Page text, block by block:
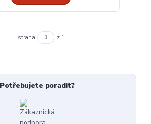
strana z 1
Potřebujete poradit?